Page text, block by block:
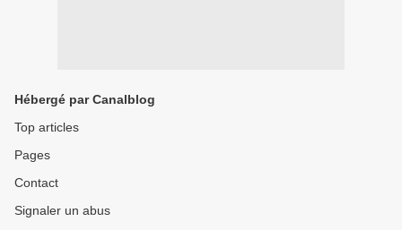
Hébergé par Canalblog
Top articles
Pages
Contact
Signaler un abus